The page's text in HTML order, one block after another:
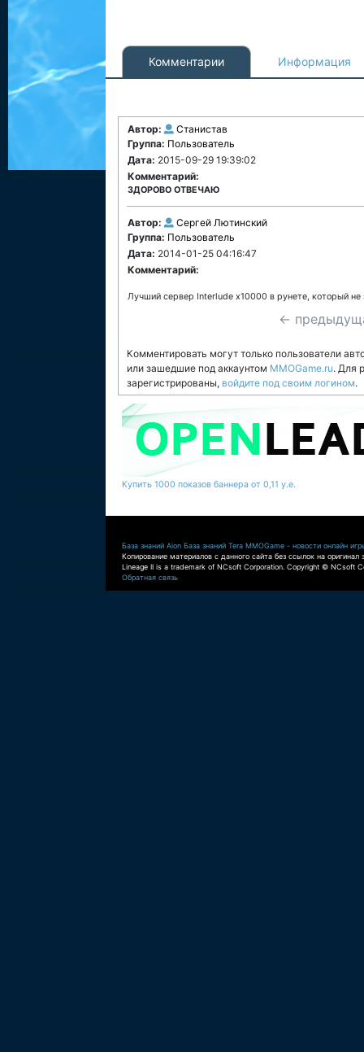
Комментарии Информация
Автор:
Станистав
Группа: Пользователь
Дата: 2015-09-29 19:39:02
Комментарий:
ЗДОРОВО ОТВЕЧАЮ
Автор:
Сергей Лютинский
Группа: Пользователь
Дата: 2014-01-25 04:16:47
Комментарий:
Лучший сервер Interlude x10000 в рунете, который не
←
Комментировать могут только пользователи
или зашедшие под аккаунтом MMOGame.ru. Для
зарегистрированы, войдите под своим логином.
Купить 1000 показов баннера от 0,11 у.е.
База знаний Aion База знаний Tera MMOGame - новости онлайн
Копирование материалов с данного сайта без ссылок на оригинал
Lineage II is a trademark of NCsoft Corporation. Copyright © NCsoft
Обратная связь